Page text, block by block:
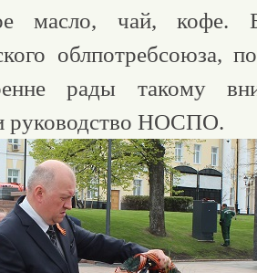
масло, чай, кофе.
облпотребсоюза,
рады такому
руководство НОСПО.